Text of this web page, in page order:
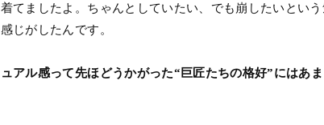
てましたよ。ちゃんとしていたい、でも崩したいとい
じがしたんです。
アル感って先ほどうかがった“巨匠たちの格好”にはあ